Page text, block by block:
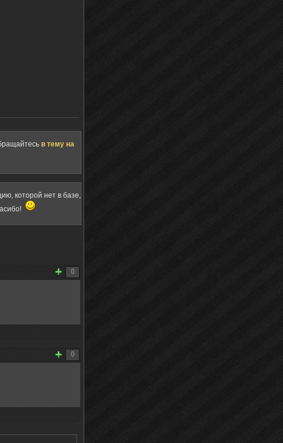
в тему на
которой нет в базе,
0
0